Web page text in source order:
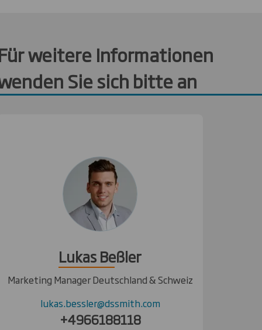
weitere Informationen
Sie sich bitte an
Lukas Beßler
Marketing Manager Deutschland & Schweiz
lukas.bessler@dssmith.com
+4966188118